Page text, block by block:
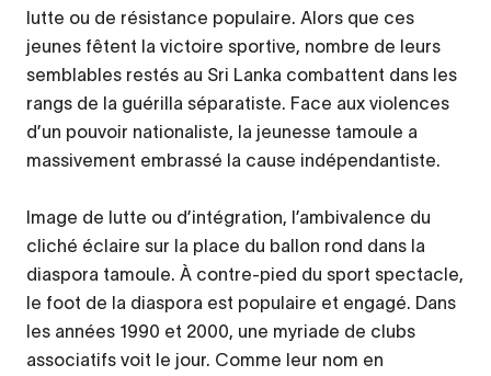
lutte ou de résistance populaire. Alors que ces
jeunes fêtent la victoire sportive, nombre de leurs
semblables restés au Sri Lanka combattent dans les
rangs de la guérilla séparatiste. Face aux violences
d’un pouvoir nationaliste, la jeunesse tamoule a
massivement embrassé la cause indépendantiste.
Image de lutte ou d’intégration, l’ambivalence du
cliché éclaire sur la place du ballon rond dans la
diaspora tamoule. À contre-pied du sport spectacle,
le foot de la diaspora est populaire et engagé. Dans
les années 1990 et 2000, une myriade de clubs
associatifs voit le jour. Comme leur nom en